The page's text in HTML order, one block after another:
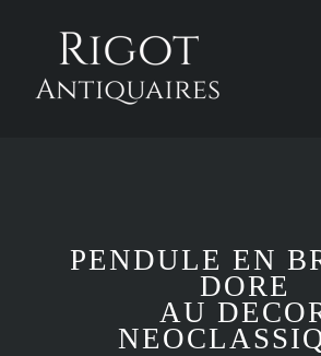
contenu
PENDULE EN
DORE
AU